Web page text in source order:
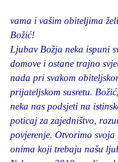
vama i vašim obiteljima
Božić!
Ljubav Božja neka ispuni
domove i ostane trajno
nada pri svakom
prijateljskom susretu.
neka nas podsjeti na
poticaj za zajedništvo,
povjerenje. Otvorimo
onima koji trebaju našu